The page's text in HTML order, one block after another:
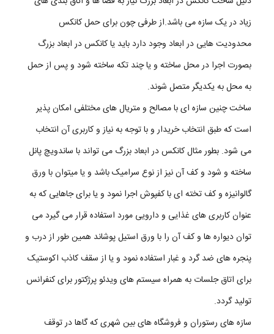
باران از روی سقف به زمین، سیستم گرمایشی و سرمایشی سازه ، سهولت در رفت و آمد
های افراد پیاده و همینطور وسایل نقلیه رعایت گردد. ساخت کانکس در ابعاد بزرگ برای
تولید این گونه سازه ها حتما باید کار از قبل توسط تیم مهندسی نقشه کشی و محاسبات
سازه ای روی آن انجام شود تا خطا های احتمالی آن در مرحله پیش تولید برطرف شود در
غیر این صورت ساخت کانکس در ابعاد بزرگ با آزمون و خطا های احتمالی زیادی روبرو
می شود که باعث هدر رفتن سرمایه و بالا رفتن هزینه های تولید و همچنین زمان تولید
خواهد شد ،همینطور امکان دارد در نهایت سازه قابلیت سرویس دهی و هماهنگی لازم
با کاربری که برای آن ایجاد شده است همخوانی نداشته و مجبور به هزینه های مجدد
گردد.پیشنهاد می شود ساخت کانکس در ابعاد بزرگ را با ساندویچ پانل انجام دهید زیرا
گالوانیزه ساخته شود کمی بیشتر است در حالی که اگر به طول زمان استفاده و استحکام
سازه بیندشیم می بینیم که هزینه های ساندویچ پانل کاملا بصرفه تر از گزینه های مشابه
آن است. حمل کانکس بزرگ پیش تر به اینکته که بصورت چند تکه سازه ساخته شود
اشاره کدیم. دلیل این امر نیز تقسیم بنا به قطعات کوچکتر جهت مقدور ساخت حمل و
نقل آن می باشد.در چنین حالت می بایست در هنگام تولید محل هایی را برای جدا
زیاد در یک سازه می باشد.از طرفی چون برای حمل کانکس
محدودیت هایی در ابعاد وجود دارد باید یا کانکس در ابعاد بزرگ
بصورت اجرا در محل ساخته و یا چند تکه ساخته شود و پس از حمل
به محل به یکدیگر متصل شوند.
ساخت چنین سازه ای با مصالح و متریال های مختلفی امکان پذیر
است که طبق انتخاب خریدار و با توجه به نیاز و کاربری آن انتخاب
می شود. بطور مثال کانکس در ابعاد بزرگ می تواند با ساندویچ پانل
ساخته و شود و کف آن نیز از نوع سرامیک باشد و یا میتوان با ورق
گالوانیزه و کف تخته ای با کفپوش اجرا نمود و یا برای جاهایی که به
عنوان کاربری های غذایی و دارویی مورد استفاده قرار می گیرد می
توان دیواره ها و کف آن را با ورق استیل پوشاند همین طور از درب و
پنجره های ضد گرد و غبار استفاده نمود و یا از سقف کاذب اکوستیک
برای اتاق جلسات به همراه سیستم های ویدئو پرژکتور برای کنفرانس
تولید گردد.
سازه های رستوران و فروشگاه های بین شهری که گاها در توقف